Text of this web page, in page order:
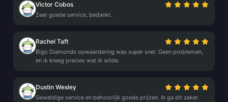
Victor Cobos
Zeer goede service, bedankt.
Rachel Taft
Bigo Diamonds opwaardering was super snel. Geen problemen,
en ik kreeg precies wat ik wilde.
Dustin Wesley
Geweldige service en behoorlijk goede prijzen. Ik ga dit zeker